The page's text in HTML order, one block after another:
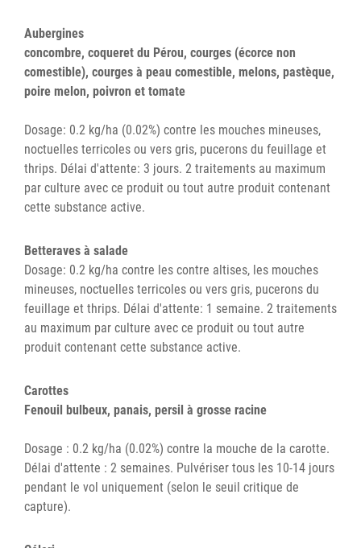
Aubergines
concombre, coqueret du Pérou, courges (écorce non
comestible), courges à peau comestible, melons, pastèque,
poire melon, poivron et tomate
Dosage: 0.2 kg/ha (0.02%) contre les mouches mineuses,
noctuelles terricoles ou vers gris, pucerons du feuillage et
thrips. Délai d'attente: 3 jours. 2 traitements au maximum
par culture avec ce produit ou tout autre produit contenant
cette substance active.
Betteraves à salade
Dosage: 0.2 kg/ha contre les contre altises, les mouches
mineuses, noctuelles terricoles ou vers gris, pucerons du
feuillage et thrips. Délai d'attente: 1 semaine. 2 traitements
au maximum par culture avec ce produit ou tout autre
produit contenant cette substance active.
Carottes
Fenouil bulbeux, panais, persil à grosse racine
Dosage : 0.2 kg/ha (0.02%) contre la mouche de la carotte.
Délai d'attente : 2 semaines. Pulvériser tous les 10-14 jours
pendant le vol uniquement (selon le seuil critique de
capture).